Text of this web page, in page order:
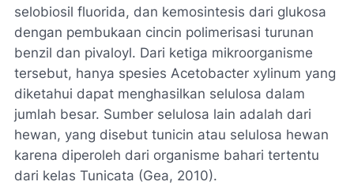
selobiosil fluorida, dan kemosintesis dari glukosa
dengan pembukaan cincin polimerisasi turunan
benzil dan pivaloyl. Dari ketiga mikroorganisme
tersebut, hanya spesies Acetobacter xylinum yang
diketahui dapat menghasilkan selulosa dalam
jumlah besar. Sumber selulosa lain adalah dari
hewan, yang disebut tunicin atau selulosa hewan
karena diperoleh dari organisme bahari tertentu
dari kelas Tunicata (Gea, 2010).